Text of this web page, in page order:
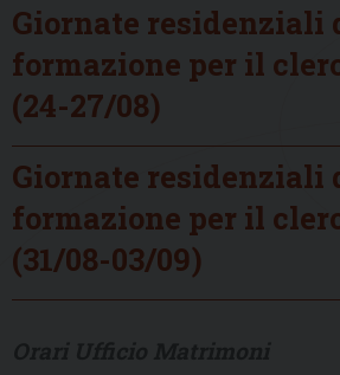
Giornate residenziali
formazione per il
(24-27/08)
Giornate residenziali
formazione per il
(31/08-03/09)